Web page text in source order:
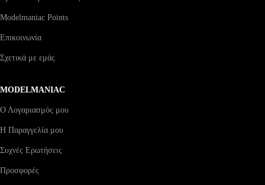
Modelmaniac Points
Επικοινωνία
Σχετικά με εμάς
MODELMANIAC
Ο Λογαριασμός μου
Η Παραγγελία μου
Συχνές Ερωτήσεις
Προσφορές